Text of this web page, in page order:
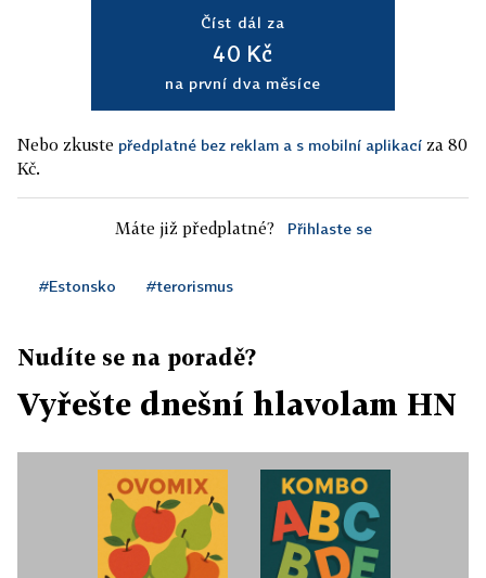
Číst dál za
40 Kč
na první dva měsíce
Nebo zkuste předplatné bez reklam a s mobilní aplikací za 80
Kč.
Máte již předplatné? Přihlaste se
#Estonsko #terorismus
Nudíte se na poradě?
Vyřešte dnešní hlavolam HN